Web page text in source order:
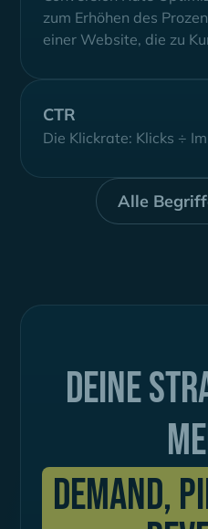
zum Erhöhen des
einer Website, die zu
CTR
Die Klickrate: Klicks ÷
Alle
Deine
Demand,